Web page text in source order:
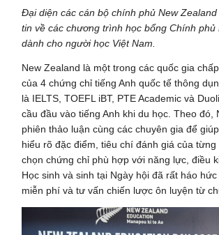
Đại diện các cán bộ chính phủ New
tin về các chương trình học bổng Chính phủ
dành cho người học Việt Nam.
New Zealand là một trong các quốc gia
của 4 chứng chỉ tiếng Anh quốc tế thông
là IELTS, TOEFL iBT, PTE Academic và
cầu đầu vào tiếng Anh khi du học. Theo đó,
phiên thảo luận cùng các chuyên gia để
hiểu rõ đặc điểm, tiêu chí đánh giá của
chọn chứng chỉ phù hợp với năng lực, điều
Học sinh và sinh tại Ngày hội đã rất háo
miễn phí và tư vấn chiến lược ôn luyện từ